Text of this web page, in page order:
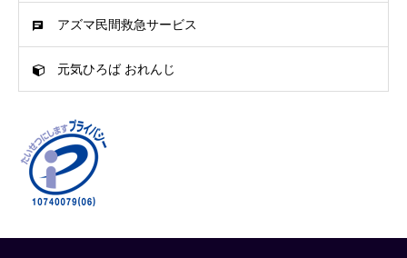
アズマ民間救急サービス
元気ひろば おれんじ